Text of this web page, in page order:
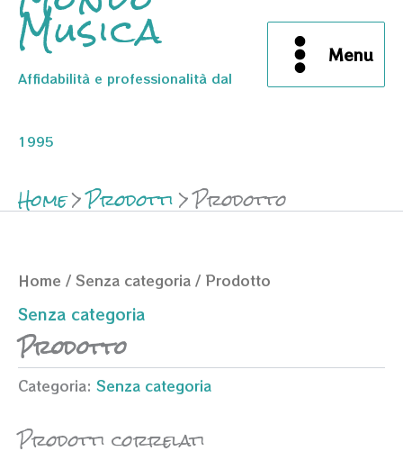
Musica
Affidabilità e professionalità dal
1995
Menu
Home Prodotti Prodotto
Home / Senza categoria / Prodotto
Senza categoria
Prodotto
Categoria: Senza categoria
Prodotti correlati